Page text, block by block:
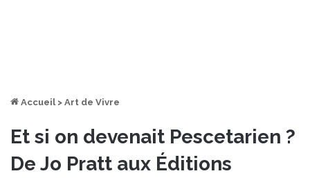
Accueil > Art de Vivre
Et si on devenait Pescetarien ?
De Jo Pratt aux Éditions